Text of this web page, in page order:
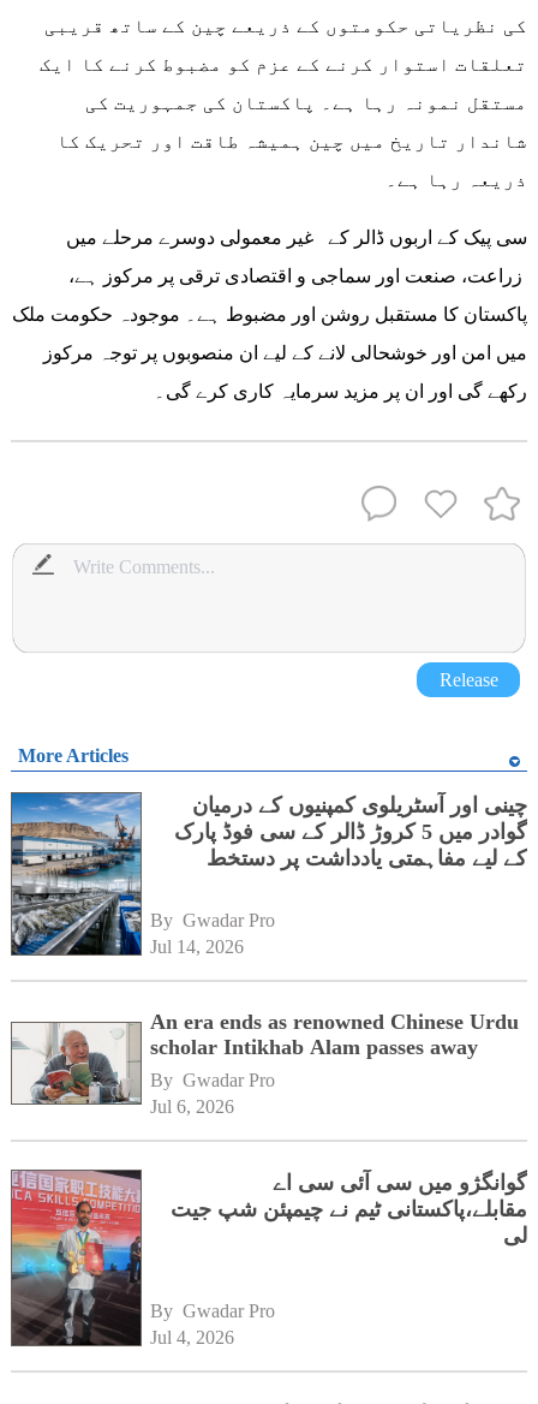
کی نظریاتی حکومتوں کے ذریعے چین کے ساتھ قریبی
تعلقات استوار کرنے کے عزم کو مضبوط کرنے کا ایک
مستقل نمونہ رہا ہے۔ پاکستان کی جمہوریت کی
شاندار تاریخ میں چین ہمیشہ طاقت اور تحریک کا
ذریعہ رہا ہے۔
زراعت، صنعت اور سماجی و اقتصادی ترقی پر مرکوز ہے،
پاکستان کا مستقبل روشن اور مضبوط ہے۔ موجودہ حکومت ملک
میں امن اور خوشحالی لانے کے لیے ان منصوبوں پر توجہ مرکوز
رکھے گی اور ان پر مزید سرمایہ کاری کرے گی۔
Release
More Articles
چینی اور آسٹریلوی کمپنیوں کے درمیان
گوادر میں 5 کروڑ ڈالر کے سی فوڈ پارک
کے لیے مفاہمتی یادداشت پر دستخط
By Gwadar Pro
Jul 14, 2026
An era ends as renowned Chinese Urdu
scholar Intikhab Alam passes away
By Gwadar Pro
Jul 6, 2026
گوانگژو میں سی آئی سی اے
مقابلے،پاکستانی ٹیم نے چیمپئن شپ جیت
لی
By Gwadar Pro
Jul 4, 2026